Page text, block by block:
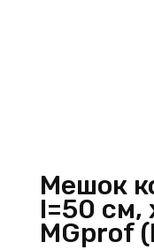
Мешок
l=50 см,
MGprof